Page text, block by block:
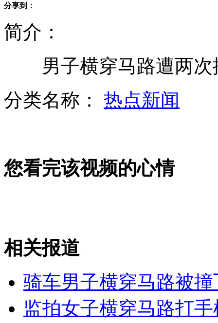
2.33米长巨型手工皮鞋亮相山西
网友无意拍到“证据”助警方破案
官方称正在研究劳教制度具体改革方案
女孩北京地铁殴打老人 痛下狠手拳打脚踢
外交部：反对强权政治霸凌主义
外交部：有关国家言论片面不公正
分享到：
简介：
男子横穿马路遭两次
分类名称： 热点新闻
您看完该视频的心情
相关报道
骑车男子横穿马路被撞
监拍女子横穿马路打